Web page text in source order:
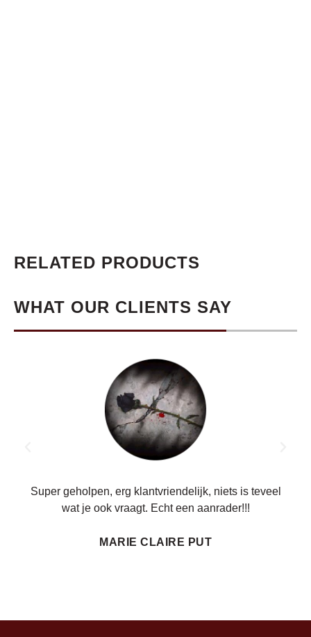
RELATED PRODUCTS
WHAT OUR CLIENTS SAY
Super geholpen, erg klantvriendelijk, niets is teveel
wat je ook vraagt. Echt een aanrader!!!
MARIE CLAIRE PUT